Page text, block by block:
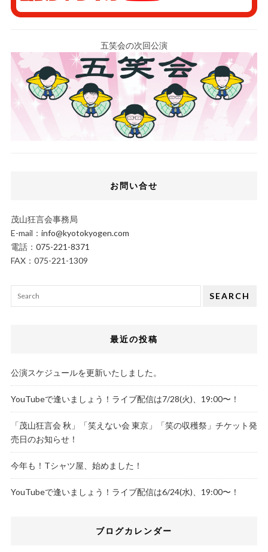
五笑会の次回公演
お問い合せ
茂山狂言会事務局
E-mail： info@kyotokyogen.com
電話： 075-221-8371
FAX：075-221-1309
SEARCH
最近の投稿
公演スケジュールを更新いたしました。
YouTubeで逢いましょう！ライブ配信は7/28(火)、19:00〜！
「茂山狂言会 秋」「笑えない会 東京」「笑の収穫祭」チケット発
売日のお知らせ！
今年も！Tシャツ屋、始めました！
YouTubeで逢いましょう！ライブ配信は6/24(水)、19:00〜！
ブログカレンダー